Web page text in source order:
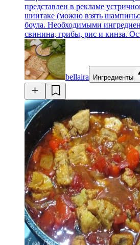
представлен в рекламе
шиитаке (можно взять
боула. Необходимыми
свинина, грибы, рис и кинза.
bellaira Ингредиенты